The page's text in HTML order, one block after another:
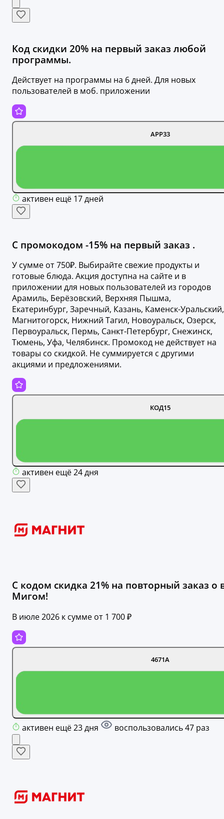
Код скидки 20% на первый заказ любой
программы.
Действует на программы на 6 дней. Для новых
пользователей в моб. приложении
APP33
активен ещё 17 дней
С промокодом -15% на первый заказ .
У сумме от 750₽. Выбирайте свежие продукты и
готовые блюда. Акция доступна на сайте и в
приложении для новых пользователей из городов
Арамиль, Берёзовский, Верхняя Пышма,
Екатеринбург, Заречный, Казань, Каменск-Уральский,
Магнитогорск, Нижний Тагил, Новоуральск, Озерск,
Первоуральск, Пермь, Санкт-Петербург, Снежинск,
Тюмень, Уфа, Челябинск. Промокод не действует на
товары со скидкой. Не суммируется с другими
акциями и предложениями.
КОД15
активен ещё 24 дня
С кодом скидка 21% на повторный заказ о
Мигом!
В июле 2026 к сумме от 1 700 ₽
4671A
активен ещё 23 дня воспользовались 47 раз